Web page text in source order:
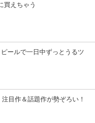
買えちゃう
ールで一日中ずっとうるツ
目作＆話題作が勢ぞろい！